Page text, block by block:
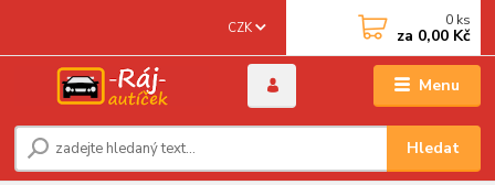
Menu
CZK
Hledat
0 ks
za 0,00 Kč